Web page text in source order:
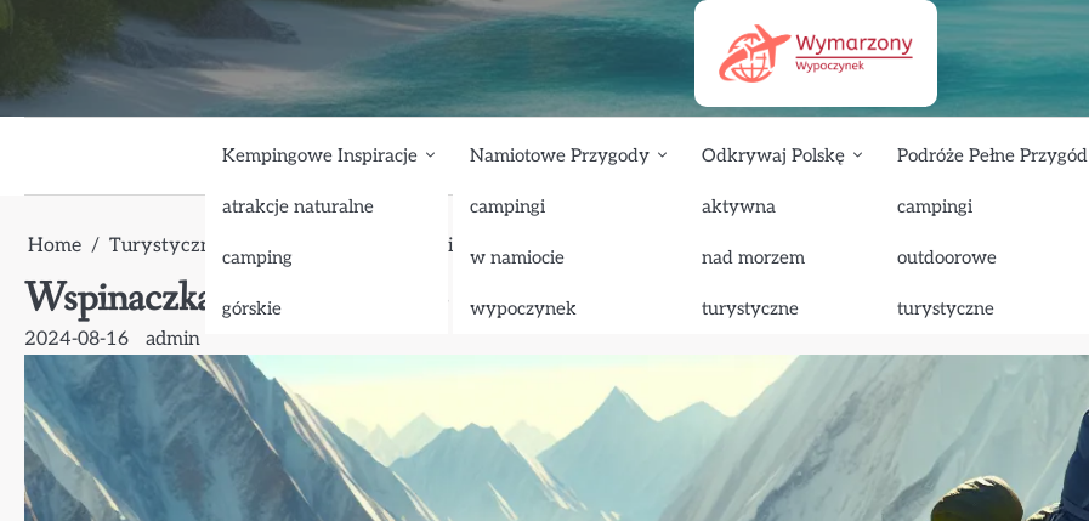
Kempingowe Inspiracje
atrakcje naturalne
camping
górskie
Namiotowe Przygody
campingi
w namiocie
wypoczynek
Odkrywaj Polskę
aktywna
nad morzem
turystyczne
Podróże Pełne Przygód
campingi
outdoorowe
turystyczne
Home Turystyczne Atrakcje Natury górskie Wspinaczka na szczyt K2 – niebezpieczne wyzwanie
Wspinaczka na szczyt K2 – niebezpieczne wyzwanie
2024-08-16 admin